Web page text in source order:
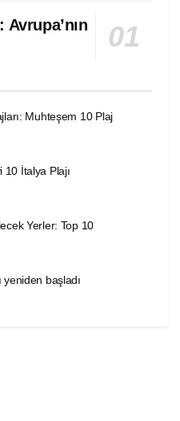
Muhteşem 10 Plaj
10 İtalya Plajı
Yerler: Top 10
yeniden başladı